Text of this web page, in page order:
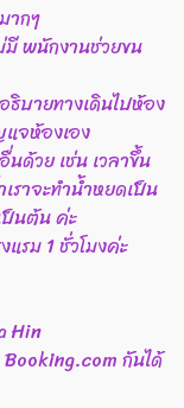
ากๆ
มี พนักงานช่วยขน
บายทางเดินไปห้อง
แจห้องเอง
ด้วย เช่น เวลาขึ้น
ราจะทำน้ำหยดเป็น
นต้น ค่ะ
แรม 1 ชั่วโมงค่ะ
Hin
กันได้